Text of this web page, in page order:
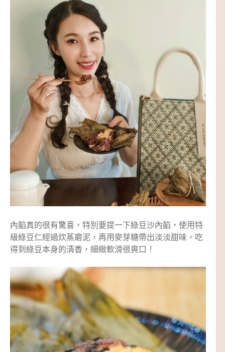
內餡真的很有驚喜，特別要提一下綠豆沙內餡，使用特
級綠豆仁經過炊蒸磨泥，再用麥芽糖帶出淡淡甜味，吃
得到綠豆本身的清香，細緻軟滑很爽口！